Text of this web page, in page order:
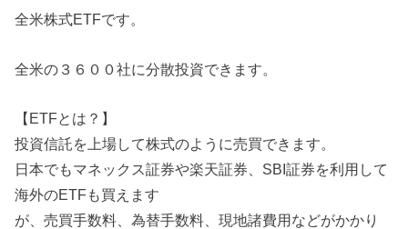
全米株式ETFです。
全米の３６００社に分散投資できます。
【ETFとは？】
投資信託を上場して株式のように売買できます。
日本でもマネックス証券や楽天証券、SBI証券を利用して
海外のETFも買えます
が、売買手数料、為替手数料、現地諸費用などがかかり